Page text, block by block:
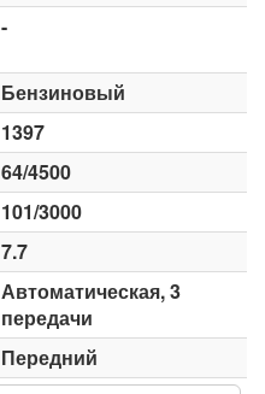
-
Бензиновый
1397
64/4500
101/3000
7.7
Автоматическая, 3
передачи
Передний